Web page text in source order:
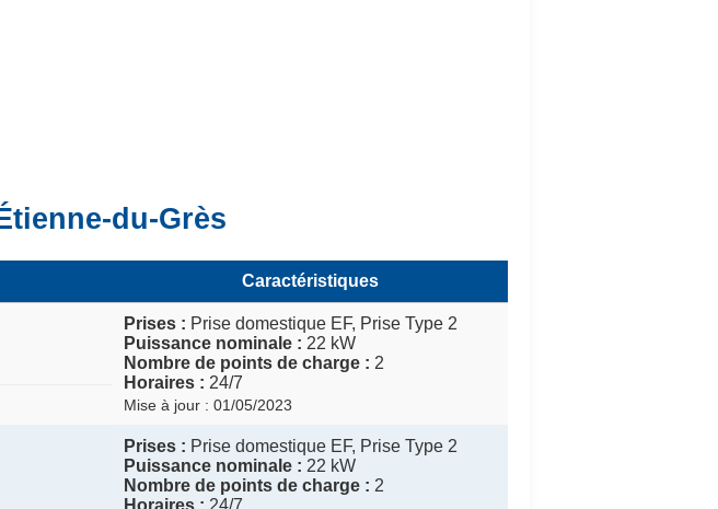
du-Grès
Caractéristiques
Prises : Prise domestique EF, Prise Type 2
Puissance nominale : 22 kW
Nombre de points de charge : 2
Horaires : 24/7
Mise à jour : 01/05/2023
Prises : Prise domestique EF, Prise Type 2
Puissance nominale : 22 kW
Nombre de points de charge : 2